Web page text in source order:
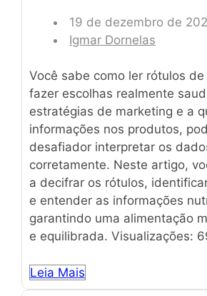
19 de dezembro de
Igmar Dornelas
Você sabe como ler rótulos
fazer escolhas realmente
estratégias de marketing e a
informações nos produtos,
desafiador interpretar os
corretamente. Neste artigo,
a decifrar os rótulos,
e entender as informações
garantindo uma alimentação
e equilibrada. Visualizações:
Leia Mais